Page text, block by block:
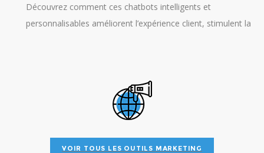
Découvrez comment ces chatbots intelligents et
personnalisables améliorent l’expérience client, stimulent la
VOIR TOUS LES OUTILS MARKETING